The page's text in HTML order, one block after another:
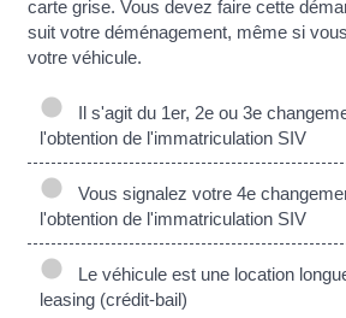
carte grise. Vous devez faire cette
suit votre déménagement, même si
votre véhicule.
Il s'agit du 1er, 2e ou 3e
l'obtention de l'immatriculation SIV
Vous signalez votre 4e
l'obtention de l'immatriculation SIV
Le véhicule est une location
leasing (crédit-bail)